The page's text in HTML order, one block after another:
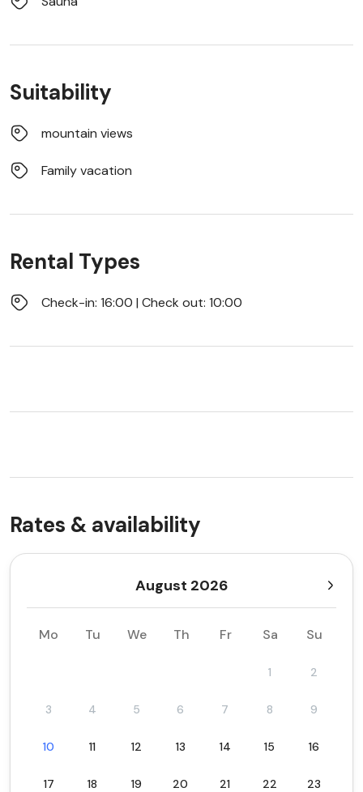
Suitability
mountain views
Family vacation
Rental Types
Check-in: 16:00 | Check out: 10:00
Rates & availability
August 2026
Mo Tu We Th Fr Sa Su
1 2
3 4 5 6 7 8 9
10 11 12 13 14 15 16
17 18 19 20 21 22 23